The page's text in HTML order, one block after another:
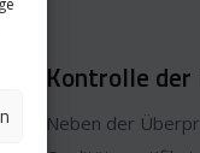
Kontrolle
Neben der